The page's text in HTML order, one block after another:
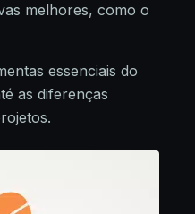
melhores, como o
essenciais do
as diferenças